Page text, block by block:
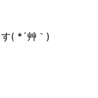
( *´艸｀)